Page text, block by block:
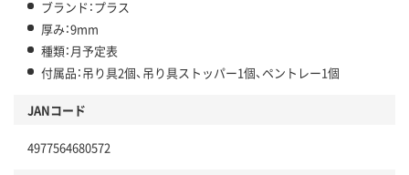
ブランド：プラス
厚み：9mm
種類：月予定表
付属品：吊り具2個、吊り具ストッパー1個、ペントレー1個
JANコード
4977564680572